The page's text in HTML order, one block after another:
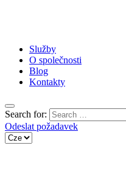
Služby
O společnosti
Blog
Kontakty
Search for:
Odeslat požadavek